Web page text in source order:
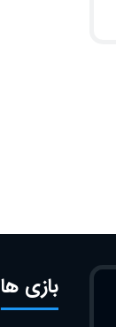
بازی ها